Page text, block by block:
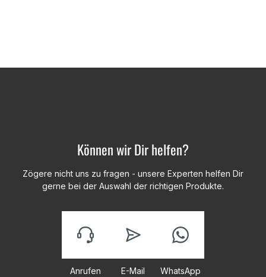
Können wir Dir helfen?
Zögere nicht uns zu fragen - unsere Experten helfen Dir
gerne bei der Auswahl der richtigen Produkte.
Anrufen E-Mail WhatsApp